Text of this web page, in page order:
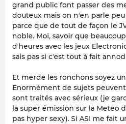
grand public font passer des
douteux mais on n'en parle
parce que de tout de façon le
noble. Moi, savoir que
d'heures avec les jeux
sais pas si c'est tout à fait
Et merde les ronchons soyez
Enormément de sujets
sont traités avec sérieux (je
la super émission sur la Meteo
pas hyper sexy). Si ASI me fait